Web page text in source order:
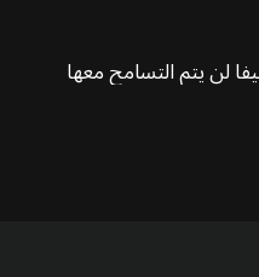
لن يتم التسامح معها